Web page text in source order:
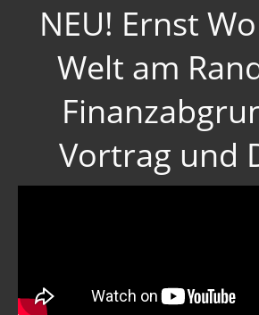
NEU! Ernst
Welt am
Vortrag und